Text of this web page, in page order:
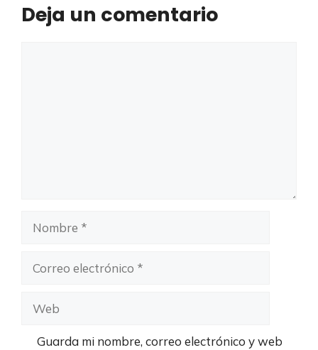
Deja un comentario
electrónico
Guarda mi nombre, correo electrónico y web